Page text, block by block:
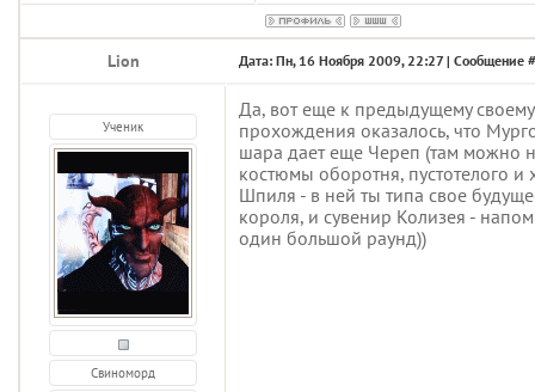
Lion Дата: Пн, 16 Ноября 2009, 22:27 | Сообщение
Ученик
Свиноморд
Да, вот еще к предыдущему своему
прохождения оказалось, что
шара дает еще Череп (там можно
костюмы оборотня, пустотелого и
Шпиля - в ней ты типа свое
короля, и сувенир Колизея -
один большой раунд))